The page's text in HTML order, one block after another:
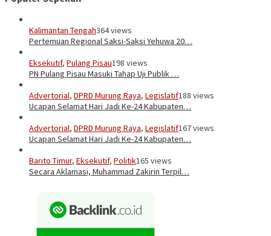
Kalimantan Tengah364 views
Pertemuan Regional Saksi-Saksi Yehuwa 20…
Eksekutif, Pulang Pisau198 views
PN Pulang Pisau Masuki Tahap Uji Publik …
Advertorial, DPRD Murung Raya, Legislatif188 views
Ucapan Selamat Hari Jadi Ke-24 Kabupaten…
Advertorial, DPRD Murung Raya, Legislatif167 views
Ucapan Selamat Hari Jadi Ke-24 Kabupaten…
Barito Timur, Eksekutif, Politik165 views
Secara Aklamasi, Muhammad Zakirin Terpil…